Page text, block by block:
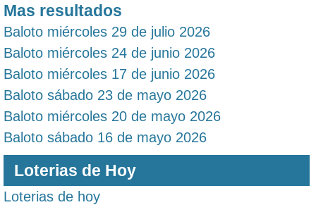
Mas resultados
Baloto miércoles 29 de julio 2026
Baloto miércoles 24 de junio 2026
Baloto miércoles 17 de junio 2026
Baloto sábado 23 de mayo 2026
Baloto miércoles 20 de mayo 2026
Baloto sábado 16 de mayo 2026
Loterias de Hoy
Loterias de hoy